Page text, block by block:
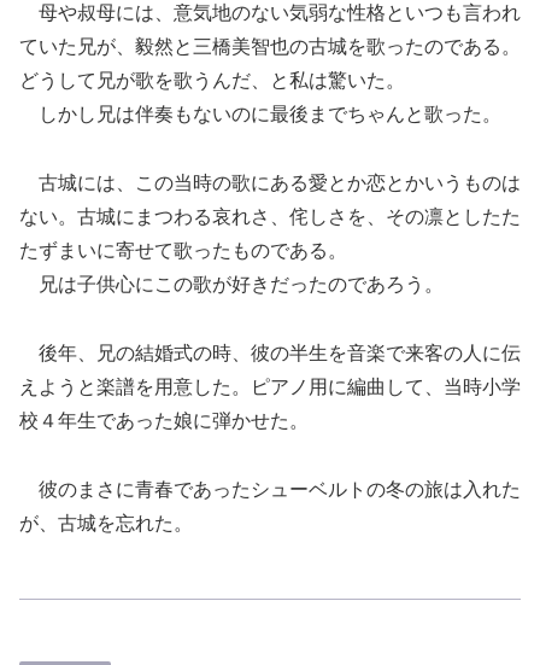
母や叔母には、意気地のない気弱な性格といつも言われ
ていた兄が、毅然と三橋美智也の古城を歌ったのである。
どうして兄が歌を歌うんだ、と私は驚いた。
しかし兄は伴奏もないのに最後までちゃんと歌った。
古城には、この当時の歌にある愛とか恋とかいうものは
ない。古城にまつわる哀れさ、侘しさを、その凛としたた
たずまいに寄せて歌ったものである。
兄は子供心にこの歌が好きだったのであろう。
後年、兄の結婚式の時、彼の半生を音楽で来客の人に伝
えようと楽譜を用意した。ピアノ用に編曲して、当時小学
校４年生であった娘に弾かせた。
彼のまさに青春であったシューベルトの冬の旅は入れた
が、古城を忘れた。